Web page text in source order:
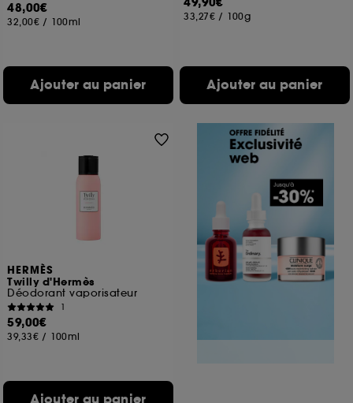
48,00€
32,00€ / 100ml
Ajouter au panier
33,27€ / 100g
Ajouter au panier
HERMÈS
Twilly d'Hermès
Déodorant vaporisateur
1
59,00€
39,33€ / 100ml